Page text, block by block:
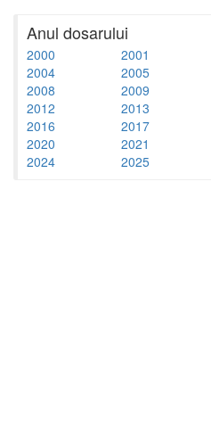
Anul dosarului
2000 2001
2004
2005
2008
2009
2012
2013
2016
2017
2020
2021
2024
2025